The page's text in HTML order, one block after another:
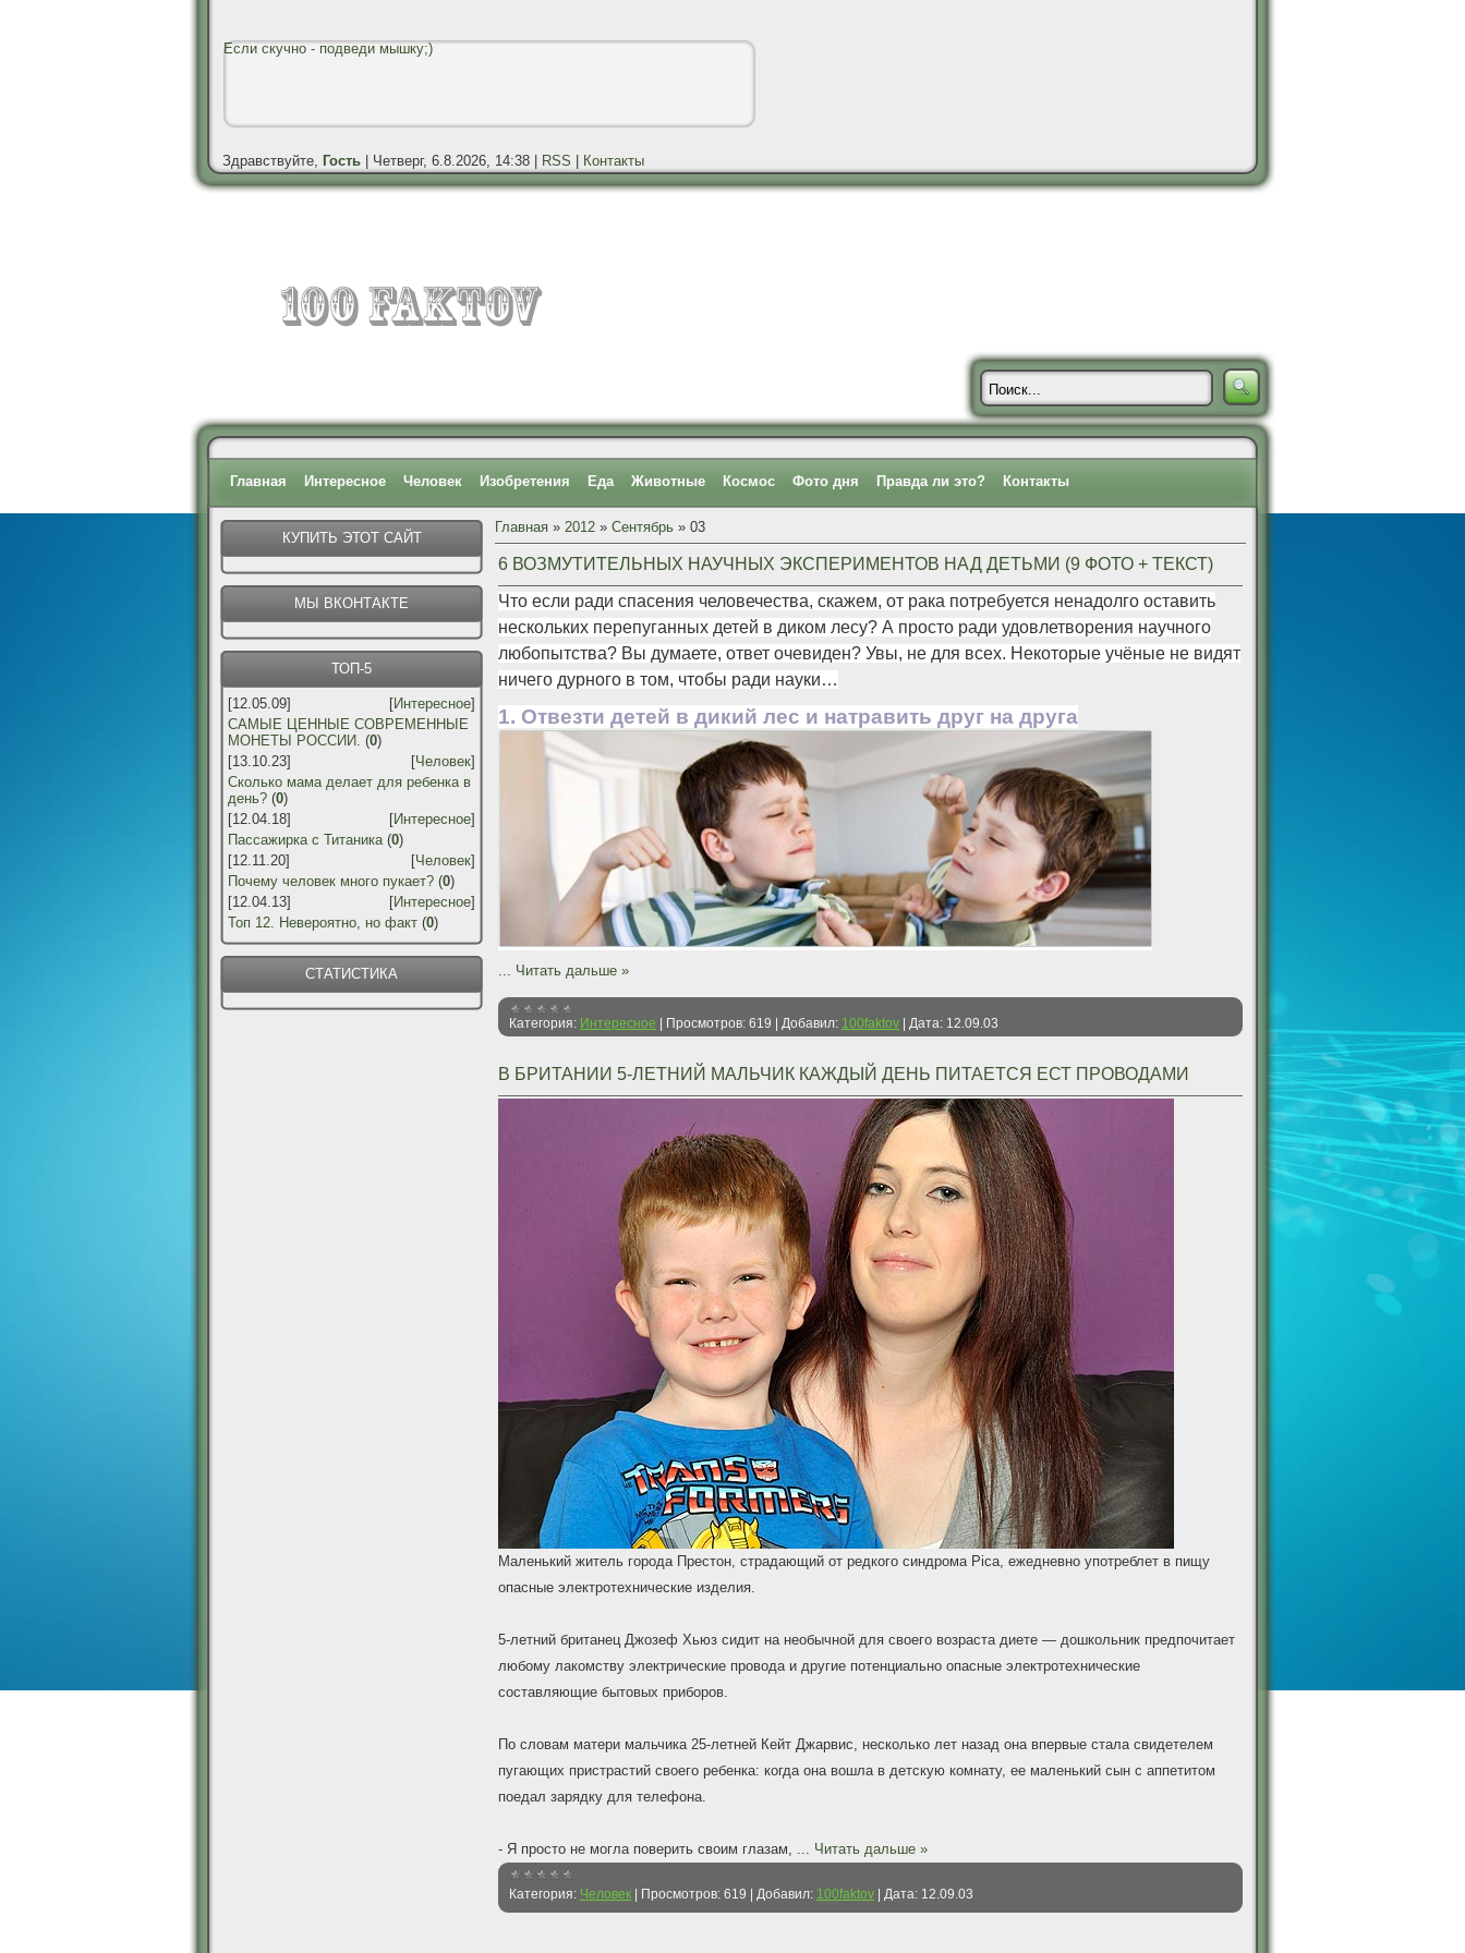
Если скучно - подведи мышку;)
Здравствуйте, Гость | Четверг, 6.8.2026, 14:38 | RSS Контакты
Главная Интересное Человек Изобретения Еда Животные Космос Фото дня Правда ли это? Контакты
КУПИТЬ ЭТОТ САЙТ
МЫ ВКОНТАКТЕ
ТОП-5
[12.05.09] [Интересное]
САМЫЕ ЦЕННЫЕ СОВРЕМЕННЫЕ
МОНЕТЫ РОССИИ. (0)
[13.10.23]
[Человек]
Сколько мама делает для ребенка в
день? (0)
[12.04.18]
[Интересное]
Пассажирка с Титаника (0)
[12.11.20]
[Человек]
Почему человек много пукает? (0)
[12.04.13]
[Интересное]
Топ 12. Невероятно, но факт (0)
СТАТИСТИКА
Главная » 2012 » Сентябрь » 03
6 ВОЗМУТИТЕЛЬНЫХ НАУЧНЫХ ЭКСПЕРИМЕНТОВ НАД ДЕТЬМИ (9 ФОТО + ТЕКСТ)
Что если ради спасения человечества, скажем, от рака потребуется ненадолго оставить
нескольких перепуганных детей в диком лесу? А просто ради удовлетворения научного
любопытства? Вы думаете, ответ очевиден? Увы, не для всех. Некоторые учёные не видят
ничего дурного в том, чтобы ради науки…
1. Отвезти детей в дикий лес и натравить друг на друга
... Читать дальше »
Категория: Интересное Просмотров: 619 Добавил: 100faktov Дата: 12.09.03
В БРИТАНИИ 5-ЛЕТНИЙ МАЛЬЧИК КАЖДЫЙ ДЕНЬ ПИТАЕТСЯ ЕСТ ПРОВОДАМИ
Маленький житель города Престон, страдающий от редкого синдрома Pica, ежедневно употреблет в пищу
опасные электротехнические изделия.
5-летний британец Джозеф Хьюз сидит на необычной для своего возраста диете — дошкольник предпочитает
любому лакомству электрические провода и другие потенциально опасные электротехнические
составляющие бытовых приборов.
По словам матери мальчика 25-летней Кейт Джарвис, несколько лет назад она впервые стала свидетелем
пугающих пристрастий своего ребенка: когда она вошла в детскую комнату, ее маленький сын с аппетитом
поедал зарядку для телефона.
- Я просто не могла поверить своим глазам, ... Читать дальше »
Категория: Человек Просмотров: 619 Добавил: 100faktov Дата: 12.09.03